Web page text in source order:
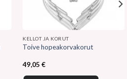
KELLOT JA KORUT
Toive hopeakorvakorut
49,05€